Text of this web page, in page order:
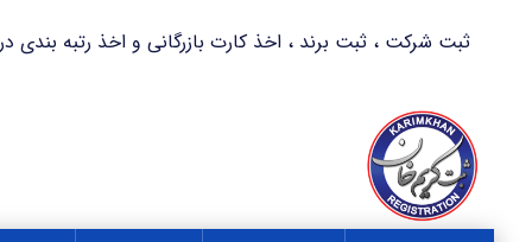
ثبت شرکت ، ثبت برند ، اخذ کارت بازرگانی و اخذ رتبه بندی در کمترین